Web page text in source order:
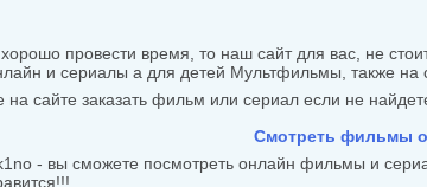
провести время, то наш сайт для вас, не
и сериалы а для детей Мультфильмы, также
сайте заказать фильм или сериал если не
Смотреть фильмы
- вы сможете посмотреть онлайн фильмы и